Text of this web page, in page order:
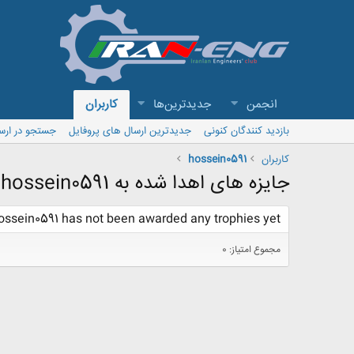
انجمن جدیدترین‌ها کاربران
بازدید کنندگان کنونی جدیدترین ارسال های پروفایل
جستجو در
کاربران
hossein0591
جایزه های اهدا شده به hossein0591
has not been awarded any trophies yet.
مجموع امتیاز: 0